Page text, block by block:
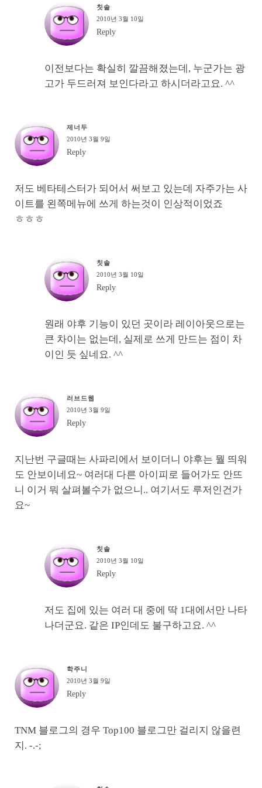
칫솔
2010년 3월 10일
Reply
이전보다는 확실히 깔끔해졌는데, 누군가는 광
고가 두드러져 보인다라고 하시더라고요. ^^
제너두
2010년 3월 9일
Reply
저도 베타테스터가 되어서 써보고 있는데 자주가는 사
이트를 왼쪽메뉴에 쓰게 하는것이 인상적이었죠
ㅎㅎㅎ
칫솔
2010년 3월 10일
Reply
원래 야후 기능이 있던 곳이라 레이아웃으로는
큰 차이는 없는데, 실제로 쓰게 만드는 점이 차
이인 듯 싶네요. ^^
러브드웹
2010년 3월 9일
Reply
지난번 구글때는 사파리에서 보이더니 야후는 뭘 띄워
도 안보이네요~ 여러대 다른 아이피로 들어가도 안뜨
니 이거 뭐 살펴볼수가 없으니.. 여기서도 루저인건가
요~
칫솔
2010년 3월 10일
Reply
저도 집에 있는 여러 대 중에 딱 1대에서만 나타
나더군요. 같은 IP인데도 불구하고요. ^^
학주니
2010년 3월 9일
Reply
TNM 블로그의 경우 Top100 블로그만 걸리지 않을련
지. -.-;